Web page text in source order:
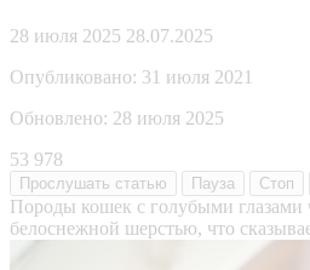
28 июля 2025 28.07.2025
Опубликовано: 31 июля 2021
Обновлено: 28 июля 2025
53 978
Прослушать статью Пауза Стоп
Породы кошек с голубыми глазами
белоснежной шерстью, что